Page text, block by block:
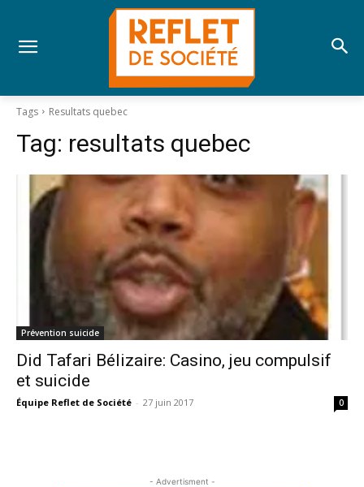
Tags Resultats quebec
Tag: resultats quebec
Prévention suicide
Did Tafari Bélizaire: Casino, jeu compulsif
et suicide
Équipe Reflet de Société - 27 juin 2017 0
- Advertisment -